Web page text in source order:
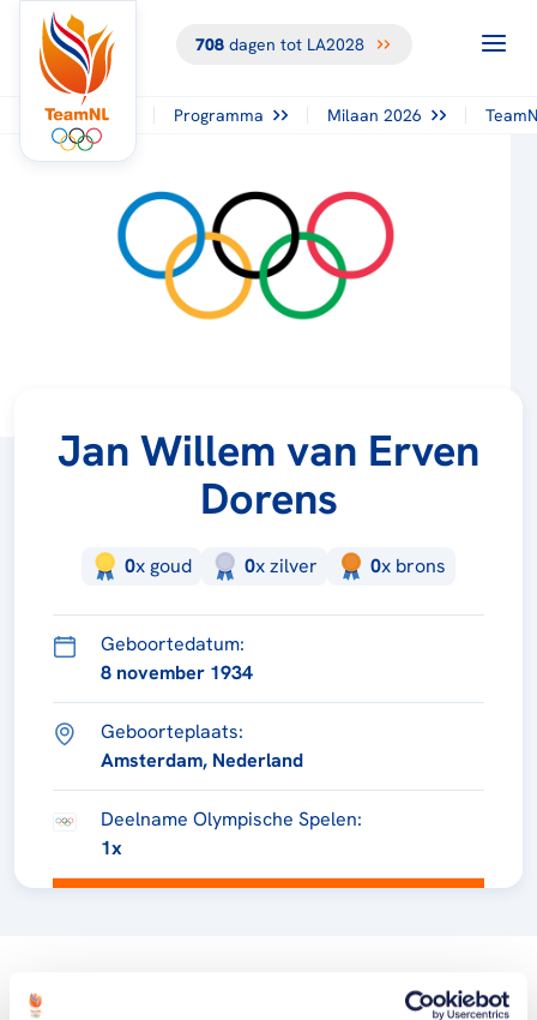
708dagen tot LA2028
Programma Milaan 2026
Jan Willem van Erven
Dorens
0x goud 0xzilver 0x brons
Geboortedatum:
8 november 1934
Geboorteplaats:
Amsterdam, Nederland
Deelname Olympische Spelen:
1x